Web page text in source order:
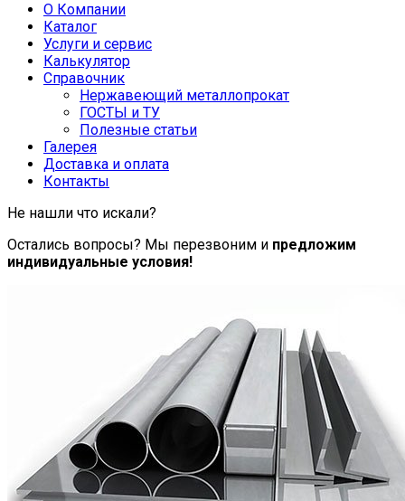
О Компании
Каталог
Услуги и сервис
Калькулятор
Справочник
Нержавеющий металлопрокат
ГОСТЫ и ТУ
Полезные статьи
Галерея
Доставка и оплата
Контакты
Не нашли что искали?
Остались вопросы? Мы перезвоним и предложим
индивидуальные условия!